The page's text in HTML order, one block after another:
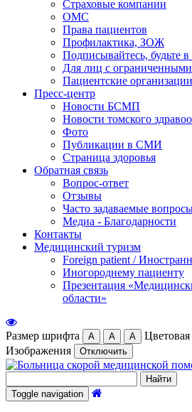
Страховые компании
ОМС
Права пациентов
Профилактика, ЗОЖ
Подписывайтесь, будьте в
Для лиц с
Пациентские организации
Пресс-центр
Новости БСМП
Новости томского
Фото
Публикации в СМИ
Страница здоровья
Обратная связь
Вопрос-ответ
Отзывы
Часто задаваемые
Медиа - Благодарности
Контакты
Медицинский туризм
Foreign patient /
Иногороднему пациенту
Презентация
области»
Размер шрифта А А А Цветовая
Изображения Отключить
Toggle navigation